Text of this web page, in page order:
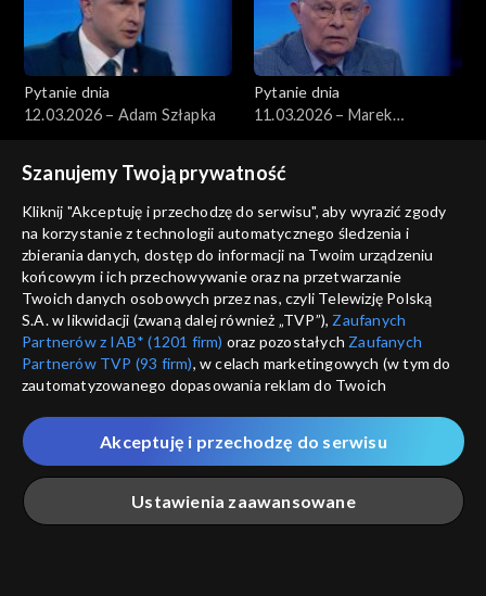
Pytanie dnia
12.03.2026 – Adam Szłapka
Pytanie dnia
11.03.2026 – Marek
Pytanie dnia
10.03.2026 – Paweł Zalewski
Pytanie dnia
09.03.2026 – Jakub Banaszak
Pytanie dnia
08.03.2026 – Henryka
Pytanie dnia
07.03.2026 – Miłosz Motyka
Szanujemy Twoją prywatność
Kliknij "Akceptuję i przechodzę do serwisu", aby wyrazić zgody
na korzystanie z technologii automatycznego śledzenia i
zbierania danych, dostęp do informacji na Twoim urządzeniu
końcowym i ich przechowywanie oraz na przetwarzanie
Twoich danych osobowych przez nas, czyli Telewizję Polską
S.A. w likwidacji (zwaną dalej również „TVP”), Zaufanych
Partnerów z IAB* (1201 firm) oraz pozostałych Zaufanych
Partnerów TVP (93 firm), w celach marketingowych (w tym do
zautomatyzowanego dopasowania reklam do Twoich
które wskazujemy poniżej, a także zgody na udostępnianie
przez nas identyfikatora PPID do Google.
Twoje dane osobowe zbierane podczas odwiedzania przez
Ciebie naszych
poszczególnych serwisówzwanych dalej
„Portalem”, w tym informacje zapisywane za pomocą
Ustawienia zaawansowane
Akceptuję i przechodzę do serwisu